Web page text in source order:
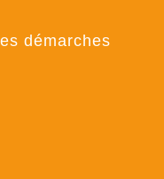
démarches